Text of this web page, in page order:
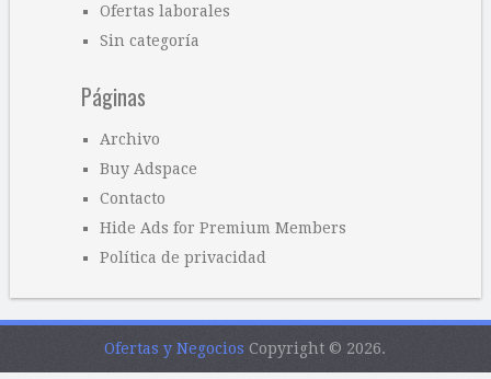
Ofertas laborales
Sin categoría
Páginas
Archivo
Buy Adspace
Contacto
Hide Ads for Premium Members
Política de privacidad
Ofertas y Negocios Copyright © 2026.